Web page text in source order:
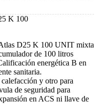
K 100
D25 K 100 UNIT mixta
de 100 litros
energética B en
sanitaria.
y otro para
de seguridad para
en ACS ni llave de